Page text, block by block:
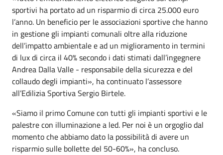
sportivi ha portato ad un risparmio di circa 25.000 euro
l’anno. Un beneficio per le associazioni sportive che hanno
in gestione gli impianti comunali oltre alla riduzione
dell’impatto ambientale e ad un miglioramento in termini
di lux di circa il 40% secondo i dati stimati dall’ingegnere
Andrea Dalla Valle - responsabile della sicurezza e del
collaudo degli impianti», ha continuato l’assessore
all’Edilizia Sportiva Sergio Birtele.
«Siamo il primo Comune con tutti gli impianti sportivi e le
palestre con illuminazione a led. Per noi è un orgoglio dal
momento che abbiamo dato la possibilità di avere un
risparmio sulle bollette del 50-60%», ha concluso.